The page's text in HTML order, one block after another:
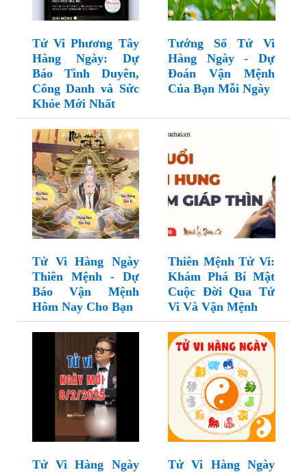
Tử Vi Phương Tây
Hàng Ngày: Dự
Báo Tình Duyên,
Công Danh và Sức
Khỏe Mới Nhất
Tướng Số Tử Vi
Hàng Ngày - Dự
Đoán Vận Mệnh
Của Bạn Mỗi Ngày
Tử Vi Hàng Ngày
Thiên Mệnh - Dự
Báo Vận Mệnh
Hôm Nay Cho Bạn
Thiên Mệnh Tử Vi:
Khám Phá Bí Mật
Cuộc Đời Qua Tử
Vi Và Vận Mệnh
Tử Vi Hàng Ngày Tử Vi Hàng Ngày